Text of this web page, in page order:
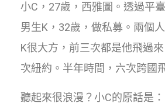
小C，27歲，西雅圖。透過平
男生K，32歲，做私募。兩個
K很大方，前三次都是他飛過
次紐約。半年時間，六次跨國
聽起來很浪漫？小C的原話是：